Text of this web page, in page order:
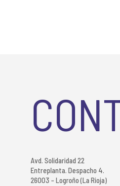
Avd. Solidaridad 22
Entreplanta. Despacho 4.
26003 – Logroño (La Rioja)